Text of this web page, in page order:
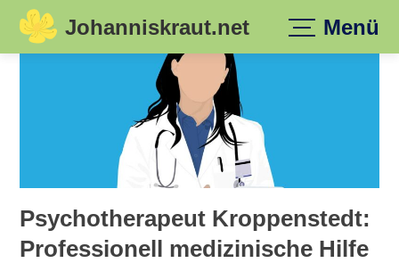
Skip
Johanniskraut.net Menü
Psychotherapeut Kroppenstedt:
Professionell medizinische Hilfe